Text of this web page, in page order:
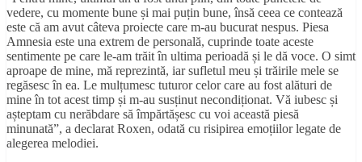
vedere, cu momente bune și mai puțin bune, însă ceea ce contează
este că am avut câteva proiecte care m-au bucurat nespus. Piesa
Amnesia este una extrem de personală, cuprinde toate aceste
sentimente pe care le-am trăit în ultima perioadă și le dă voce. O simt
aproape de mine, mă reprezintă, iar sufletul meu și trăirile mele se
regăsesc în ea. Le mulțumesc tuturor celor care au fost alături de
mine în tot acest timp și m-au susținut necondiționat. Vă iubesc și
așteptam cu nerăbdare să împărtășesc cu voi această piesă
minunată”, a declarat Roxen, odată cu risipirea emoțiilor legate de
alegerea melodiei.